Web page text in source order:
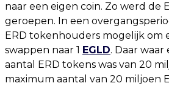
naar een eigen coin. Zo werd de
geroepen. In een
ERD tokenhouders mogelijk om
swappen naar 1 EGLD. Daar
aantal ERD tokens was van 20
maximum aantal van 20 miljoen